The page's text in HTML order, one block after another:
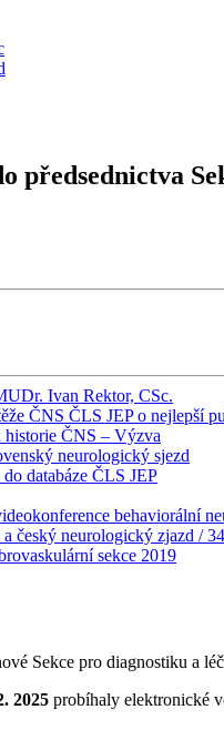
předsednictva
Ivan Rektor, CSc.
ČNS ČLS JEP o nejlepší
historie ČNS – Výzva
neurologický sjezd
databáze ČLS JEP
behaviorální
český neurologický zjazd /
sekce 2019
Sekce pro diagnostiku a
2025 probíhaly elektronické